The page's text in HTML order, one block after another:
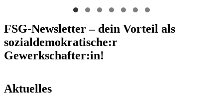
FSG-Newsletter – dein Vorteil als
sozialdemokratische:r
Gewerkschafter:in!
Aktuelles